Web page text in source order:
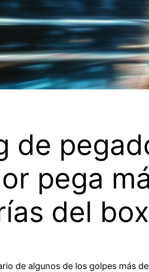
de
pega
del
de algunos de los golpes más